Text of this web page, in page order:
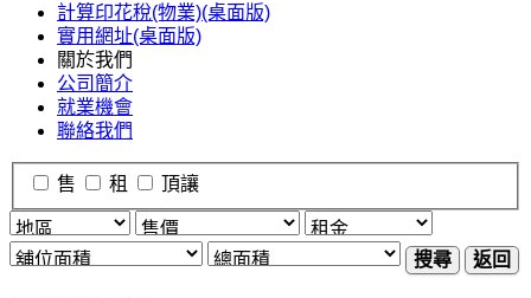
計算印花稅(物業)(桌面版)
實用網址(桌面版)
關於我們
公司簡介
就業機會
聯絡我們
售 租 頂讓
搜尋 返回